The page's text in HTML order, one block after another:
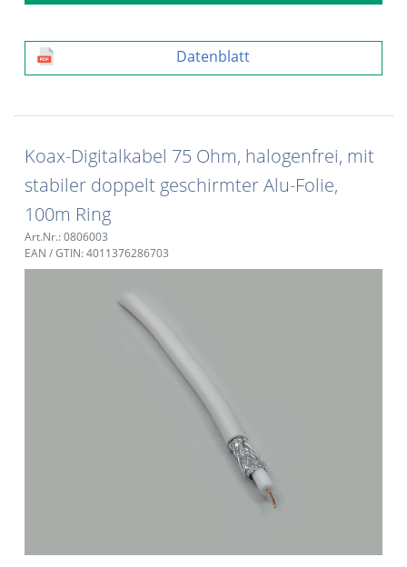
Datenblatt
Koax-Digitalkabel 75 Ohm, halogenfrei, mit
stabiler doppelt geschirmter Alu-Folie,
100m Ring
Art.Nr.: 0806003
EAN / GTIN: 4011376286703